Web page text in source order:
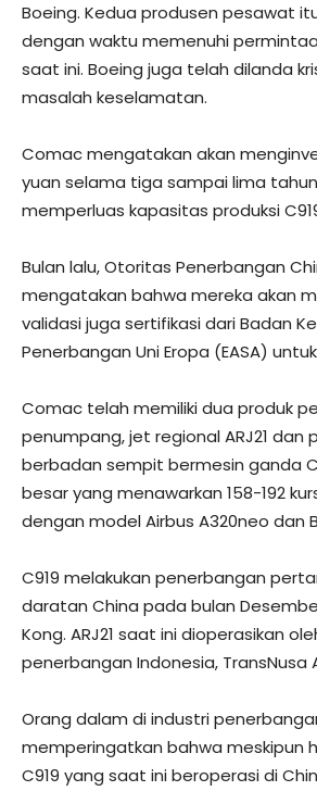
Boeing. Kedua produsen pesawat
dengan waktu memenuhi
saat ini. Boeing juga telah dilanda
masalah keselamatan.
Comac mengatakan akan
yuan selama tiga sampai lima
memperluas kapasitas produksi
Bulan lalu, Otoritas Penerbangan
mengatakan bahwa mereka akan
validasi juga sertifikasi dari Badan
Penerbangan Uni Eropa (EASA)
Comac telah memiliki dua produk
penumpang, jet regional ARJ21 dan
berbadan sempit bermesin ganda
besar yang menawarkan 158-192
dengan model Airbus A320neo dan
C919 melakukan penerbangan
daratan China pada bulan
Kong. ARJ21 saat ini dioperasikan
penerbangan Indonesia, TransNusa
Orang dalam di industri
memperingatkan bahwa meskipun
C919 yang saat ini beroperasi di